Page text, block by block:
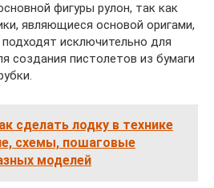
фигуры рулон, так как
являющиеся основой оригами,
исключительно для
создания пистолетов из бумаги
сделать лодку в технике
схемы, пошаговые
моделей